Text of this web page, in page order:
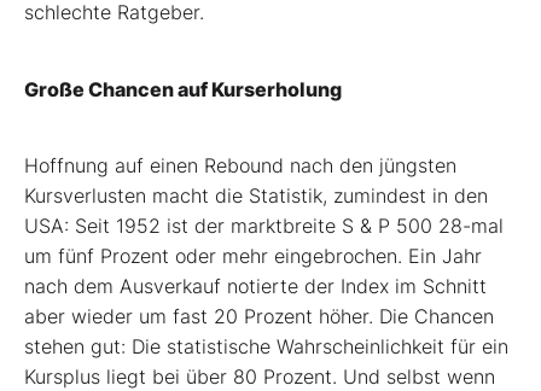
schlechte Ratgeber.
Große Chancen auf Kurserholung
Hoffnung auf einen Rebound nach den jüngsten
Kursverlusten macht die Statistik, zumindest in den
USA: Seit 1952 ist der marktbreite S & P 500 28-mal
um fünf Prozent oder mehr eingebrochen. Ein Jahr
nach dem Ausverkauf notierte der Index im Schnitt
aber wieder um fast 20 Prozent höher. Die Chancen
stehen gut: Die statistische Wahrscheinlichkeit für ein
Kursplus liegt bei über 80 Prozent. Und selbst wenn